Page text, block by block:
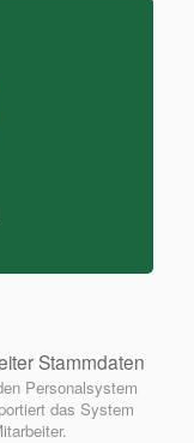
Stammdaten
Personalsystem
das System